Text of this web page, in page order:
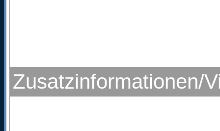
Zusatzinformationen/